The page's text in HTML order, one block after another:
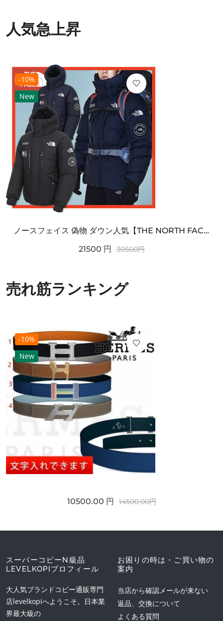
人気急上昇
-10%
New
ノースフェイス 偽物 ダウン人気【THE NORTH FACE】M'S 7 SUMMIT HIM...
21500 円 30500円
売れ筋ランキング
-10%
New
10500.00 円 14500.00円
スーパーコピーN級品
LEVELKOPIプロフィール
大人気ブランドコピー通販専門
店levelkopiへようこそ。日本業
界最大級の
お困りの時は・ご買い物の
案内
当店から確認メールが来ない
返品、交換について
よくある質問